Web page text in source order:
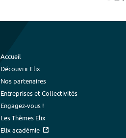
Accueil
Découvrir Elix
Nos partenaires
Entreprises et Collectivités
Engagez-vous !
Les Thèmes Elix
Elix académie